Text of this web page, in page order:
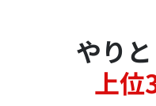
やり
上位